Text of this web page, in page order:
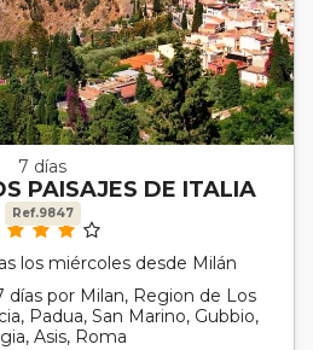
7 días
PAISAJES DE ITALIA
Ref.9847
los miércoles desde Milán
días por Milan, Region de Los
Padua, San Marino, Gubbio,
Asis, Roma